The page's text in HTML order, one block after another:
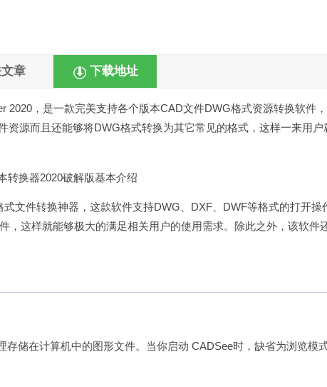
章 下载地址
2020，是一款完美支持各个版本CAD文件DWG格式资源转换软件
资源而且还能够将DWG格式转换为其它常见的格式，这样一来用户
文件转换神器，这款软件支持DWG、DXF、DWF等格式的打开操
，这样就能够极大的满足相关用户的使用需求。除此之外，该软件
储在计算机中的图形文件。当你启动 CADSee时，缺省为浏览模